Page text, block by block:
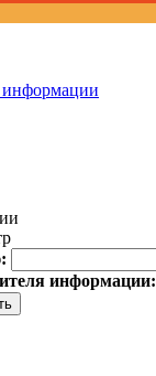
информации: